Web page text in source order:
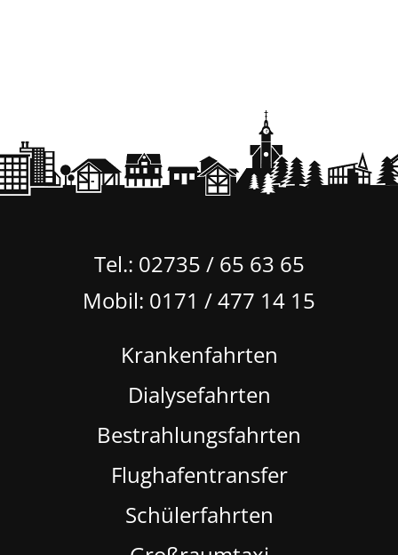
Tel.: 02735 / 65 63 65
Mobil: 0171 / 477 14 15
Krankenfahrten
Dialysefahrten
Bestrahlungsfahrten
Flughafentransfer
Schülerfahrten